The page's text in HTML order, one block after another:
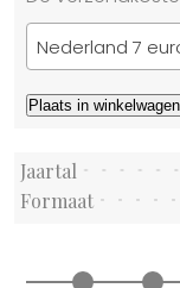
Nederland 7
Plaats in winkelwagen
Jaartal
Formaat